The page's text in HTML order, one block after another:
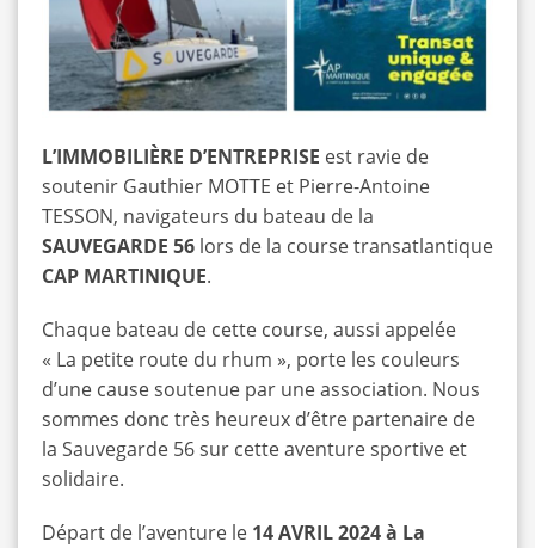
L’IMMOBILIÈRE D’ENTREPRISE est ravie de
soutenir Gauthier MOTTE et Pierre-Antoine
TESSON, navigateurs du bateau de la
SAUVEGARDE 56 lors de la course transatlantique
CAP MARTINIQUE.
Chaque bateau de cette course, aussi appelée
« La petite route du rhum », porte les couleurs
d’une cause soutenue par une association. Nous
sommes donc très heureux d’être partenaire de
la Sauvegarde 56 sur cette aventure sportive et
solidaire.
Départ de l’aventure le 14 AVRIL 2024 à La